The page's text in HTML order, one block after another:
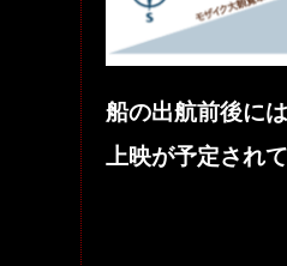
船の出航前後に
上映が予定され